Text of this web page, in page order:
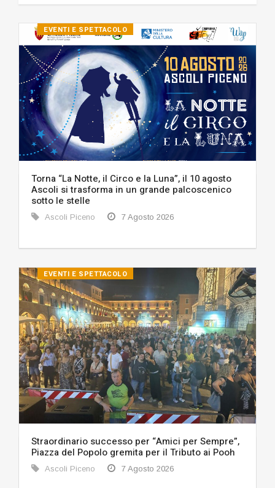
EVENTI E SPETTACOLO
Torna “La Notte, il Circo e la Luna”, il 10 agosto
Ascoli si trasforma in un grande palcoscenico
sotto le stelle
Ascoli Piceno 7 Agosto 2026
EVENTI E SPETTACOLO
Straordinario successo per “Amici per Sempre”,
Piazza del Popolo gremita per il Tributo ai Pooh
Ascoli Piceno 7 Agosto 2026